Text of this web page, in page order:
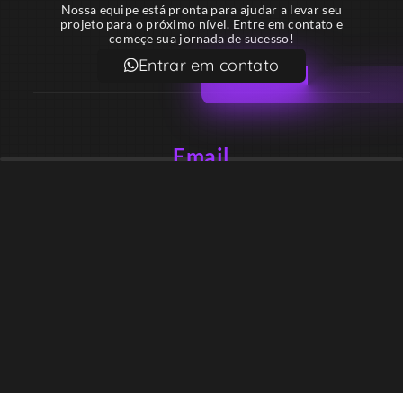
Nossa equipe está pronta para ajudar a levar seu
projeto para o próximo nível. Entre em contato e
começe sua jornada de sucesso!
Entrar em contato
Email